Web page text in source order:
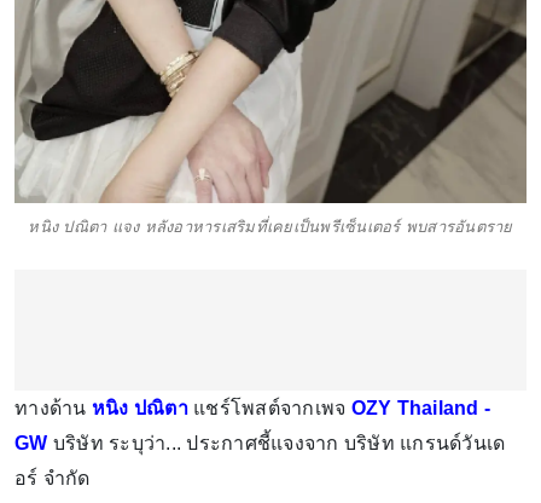
หนิง ปณิตา แจง หลังอาหารเสริมที่เคยเป็นพรีเซ็นเตอร์ พบสารอันตราย
ทางด้าน หนิง ปณิตาแชร์โพสต์จากเพจ OZY Thailand -
GW บริษัท ระบุว่า... ประกาศชี้แจงจาก บริษัท แกรนด์วันเด
อร์ จำกัด